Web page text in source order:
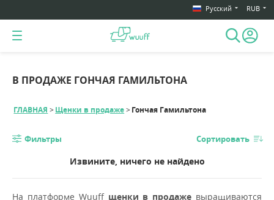
Русский RUB
В ПРОДАЖЕ ГОНЧАЯ ГАМИЛЬТОНА
ГЛАВНАЯ Щенки в продаже Гончая Гамильтона
Фильтры Сортировать
Извините, ничего не найдено
На платформе Wuuff щенки в продаже выращиваются